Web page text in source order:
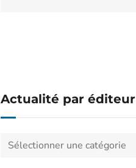
Actualité par éditeur
Actualité